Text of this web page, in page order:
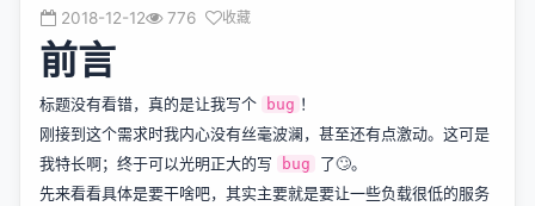
2018-12-12 776 收藏
前言
标题没有看错，真的是让我写个 bug ！
刚接到这个需求时我内心没有丝毫波澜，甚至还有点激动。这可是
我特长啊；终于可以光明正大的写
bug
了🙄。
先来看看具体是要干啥吧，其实主要就是要让一些负载很低的服务